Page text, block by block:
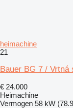
heimachine
21
Bauer BG 7 / Vrtná
€ 24.000
Heimachine
Vermogen 58 kW